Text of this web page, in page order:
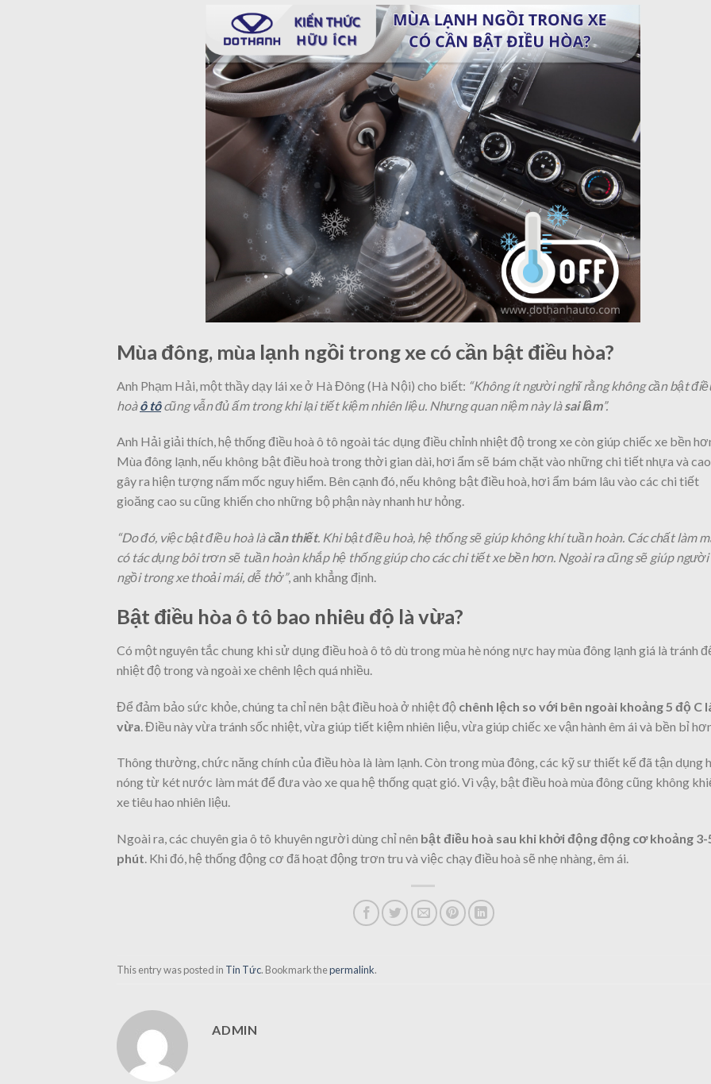
Mùa đông, mùa lạnh ngồi trong xe có cần bật điều hòa?
Anh Phạm Hải, một thầy dạy lái xe ở Hà Đông (Hà Nội) cho biết: “Không ít người nghĩ rằng không cần bật
hoà ô tôcũng vẫn đủ ấm trong khi lại tiết kiệm nhiên liệu. Nhưng quan niệm này là sai lầm”.
Anh Hải giải thích, hệ thống điều hoà ô tô ngoài tác dụng điều chỉnh nhiệt độ trong xe còn giúp chiếc xe bền
Mùa đông lạnh, nếu không bật điều hoà trong thời gian dài, hơi ẩm sẽ bám chặt vào những chi tiết nhựa và
gây ra hiện tượng nấm mốc nguy hiểm. Bên cạnh đó, nếu không bật điều hoà, hơi ẩm bám lâu vào các chi tiết
gioăng cao su cũng khiến cho những bộ phận này nhanh hư hỏng.
“Do đó, việc bật điều hoà làcần thiết. Khi bật điều hoà, hệ thống sẽ giúp không khí tuần hoàn. Các chất làm
có tác dụng bôi trơn sẽ tuần hoàn khắp hệ thống giúp cho các chi tiết xe bền hơn. Ngoài ra cũng sẽ giúp người
ngồi trong xe thoải mái, dễ thở”, anh khẳng định.
Bật điều hòa ô tô bao nhiêu độ là vừa?
Có một nguyên tắc chung khi sử dụng điều hoà ô tô dù trong mùa hè nóng nực hay mùa đông lạnh giá là tránh
nhiệt độ trong và ngoài xe chênh lệch quá nhiều.
Để đảm bảo sức khỏe, chúng ta chỉ nên bật điều hoà ở nhiệt độ chênh lệch so với bên ngoài khoảng 5 độ C
vừa . Điều này vừa tránh sốc nhiệt, vừa giúp tiết kiệm nhiên liệu, vừa giúp chiếc xe vận hành êm ái và bền bỉ
Thông thường, chức năng chính của điều hòa là làm lạnh. Còn trong mùa đông, các kỹ sư thiết kế đã tận dụng
nóng từ két nước làm mát để đưa vào xe qua hệ thống quạt gió. Vì vậy, bật điều hoà mùa đông cũng không
xe tiêu hao nhiên liệu.
Ngoài ra, các chuyên gia ô tô khuyên người dùng chỉ nên bật điều hoà sau khi khởi động động cơ khoảng 3-
phút. Khi đó, hệ thống động cơ đã hoạt động trơn tru và việc chạy điều hoà sẽ nhẹ nhàng, êm ái.
This entry was posted in Tin Tức. Bookmark thepermalink.
ADMIN